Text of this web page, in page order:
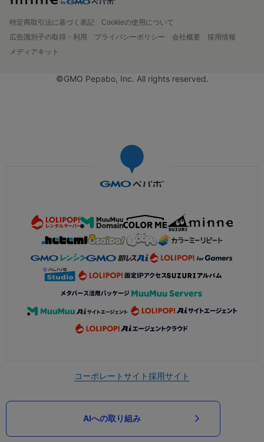
特定商取引法に基づく表記
Cookieの使用について
広告識別子の取得・利用
プライバシーポリシー 会社概要
採用情報
メディアキット
©GMO Pepabo, Inc. All rights reserved.
コーポレートサイト採用サイト
AIへの取り組み